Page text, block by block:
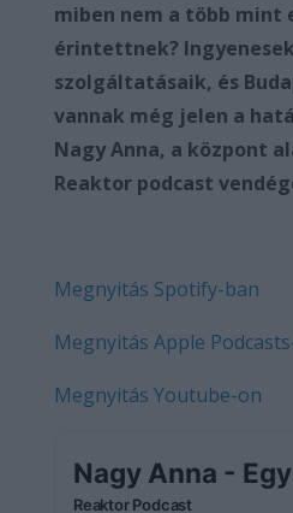
miben nem a több mint
érintettnek?
szolgáltatásaik, és
vannak még jelen a
Nagy Anna, a központ
Reaktor podcast
Megnyitás Spotify-ban
Megnyitás Apple
Megnyitás Youtube-on